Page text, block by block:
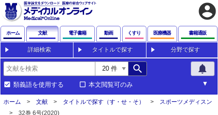
account_circle
ホーム 文献 電子書籍 動画 くすり 医療機器 書籍通販
詳細検索 タイトルで探す 分野で探す
search notifications
類義語を使用する 本文閲覧可のみ
ホーム 文献 タイトルで探す（す・せ・そ）
スポーツメディスン
32巻 6号(2020)